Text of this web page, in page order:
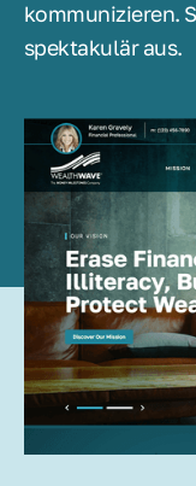
kommunizieren.
spektakulär aus.